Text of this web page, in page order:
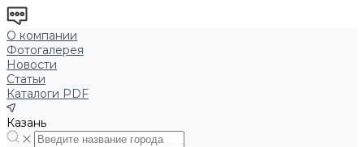
О компании
Фотогалерея
Новости
Статьи
Каталоги PDF
Казань